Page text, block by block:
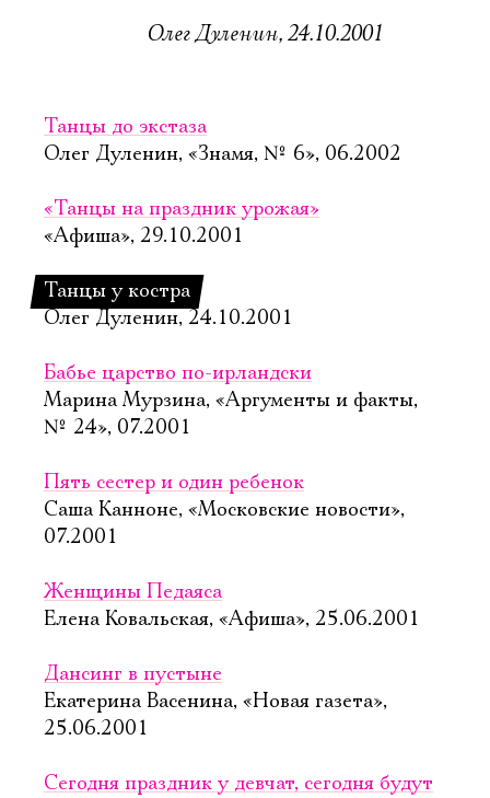
Олег Дуленин, 24.10.2001
Танцы до экстаза
Олег Дуленин, «Знамя, № 6», 06.2002
«Танцы на праздник урожая»
«Афиша», 29.10.2001
Танцы у костра
Олег Дуленин, 24.10.2001
Бабье царство по-ирландски
Марина Мурзина, «Аргументы и факты,
№ 24», 07.2001
Пять сестер и один ребенок
Саша Канноне, «Московские новости»,
07.2001
Женщины Педаяса
Елена Ковальская, «Афиша», 25.06.2001
Дансинг в пустыне
Екатерина Васенина, «Новая газета»,
25.06.2001
Сегодня праздник у девчат, сегодня будут